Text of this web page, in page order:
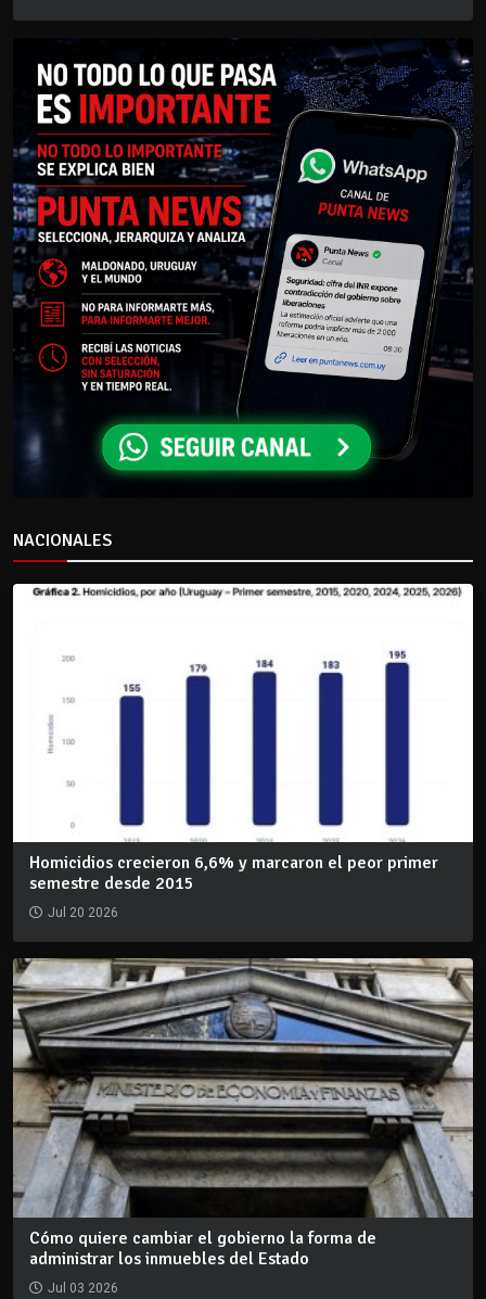
NACIONALES
Homicidios crecieron 6,6% y marcaron el peor primer
semestre desde 2015
Jul 20 2026
Cómo quiere cambiar el gobierno la forma de
administrar los inmuebles del Estado
Jul 03 2026